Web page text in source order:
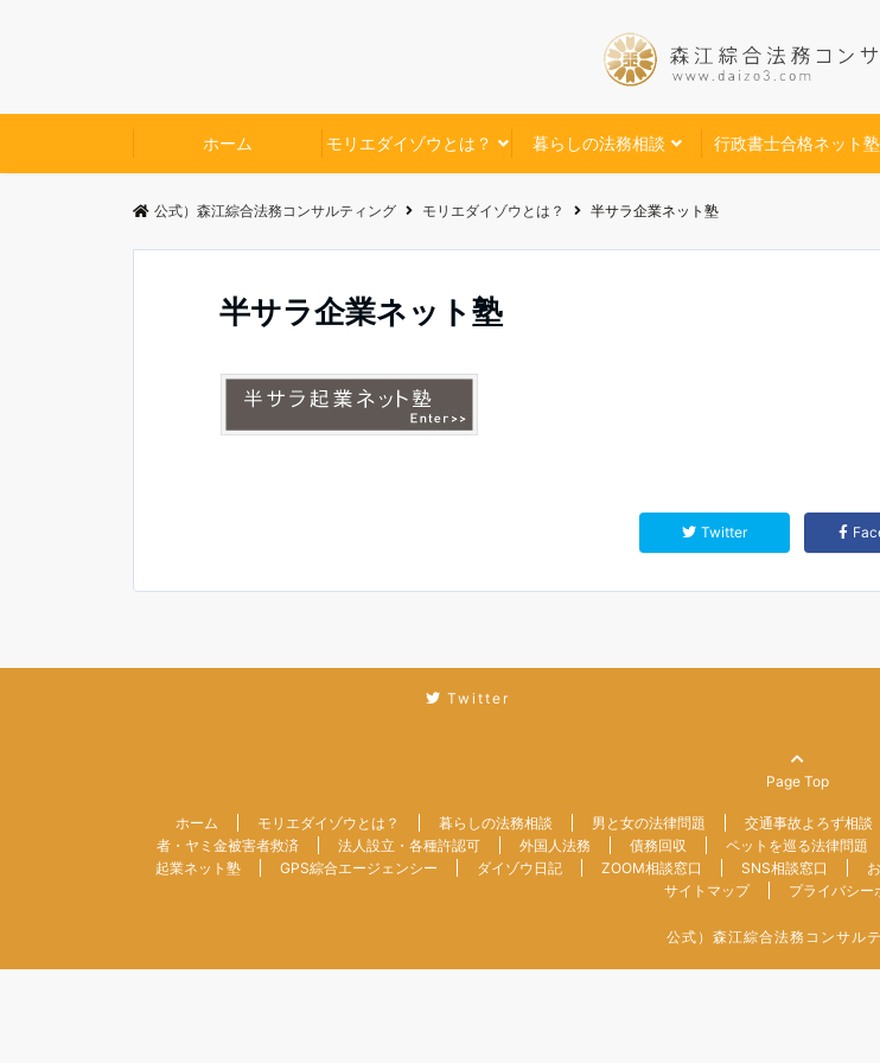
ホーム モリエダイゾウとは？ 暮らしの法務相談 行政書士合格ネット塾
公式）森江綜合法務コンサルティング モリエダイゾウとは？ 半サラ企業ネット塾
半サラ企業ネット塾
Twitter
Twitter
Page Top
ホーム モリエダイゾウとは？ 暮らしの法務相談 男と女の法律問題 交通事故よろず相談
者・ヤミ金被害者救済
法人設立・各種許認可 外国人法務 債務回収 ペットを巡る法律問題
起業ネット塾
GPS綜合エージェンシー ダイゾウ日記 ZOOM相談窓口 SNS相談窓口
サイトマップ
プライバシー
公式）森江綜合法務コンサル